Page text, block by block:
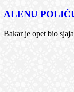
ALENU
Bakar je opet bio